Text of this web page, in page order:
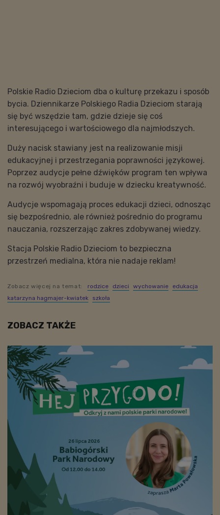
Polskie Radio Dzieciom dba o kulturę przekazu i sposób
bycia. Dziennikarze Polskiego Radia Dzieciom starają
się być wszędzie tam, gdzie dzieje się coś
interesującego i wartościowego dla najmłodszych.
Duży nacisk stawiany jest na realizowanie misji
edukacyjnej i przestrzegania poprawności językowej.
Poprzez audycje pełne dźwięków program ten wpływa
na rozwój wyobraźni i buduje w dziecku kreatywność.
Audycje wspomagają proces edukacji dzieci, odnosząc
się bezpośrednio, ale również pośrednio do programu
nauczania, rozszerzając zakres zdobywanej wiedzy.
Stacja Polskie Radio Dzieciom to bezpieczna
przestrzeń medialna, która nie nadaje reklam!
Zobacz więcej na temat: rodzice dzieci wychowanie
edukacja
katarzyna hagmajer-kwiatek
szkoła
ZOBACZ TAKŻE